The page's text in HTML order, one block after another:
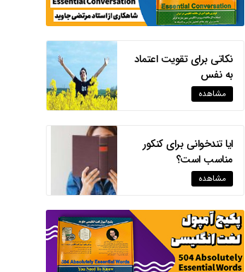
نکاتی برای تقویت اعتماد
به نفس
مشاهده
ایا تندخوانی برای کنکور
مناسب است؟
مشاهده